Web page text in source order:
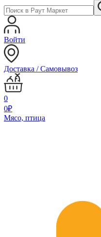
Войти
Доставка / Самовывоз
0
0₽
Мясо, птица